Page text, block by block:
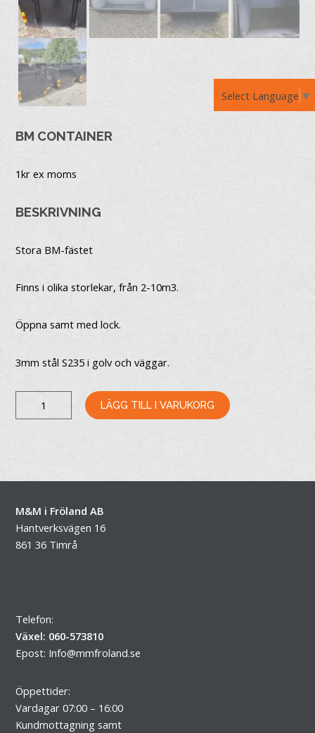
Select Language ▼
BM CONTAINER
1kr ex moms
BESKRIVNING
Stora BM-fästet
Finns i olika storlekar, från 2-10m3.
Öppna samt med lock.
3mm stål S235 i golv och väggar.
LÄGG TILL I VARUKORG
M&M i Fröland AB
Hantverksvägen 16
861 36 Timrå
Telefon:
Växel: 060-573810
Epost: Info@mmfroland.se
Öppettider:
Vardagar 07:00 – 16:00
Kundmottagning samt